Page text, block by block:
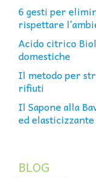
6 gesti per
rispettare
Acido citrico
domestiche
Il metodo per
rifiuti
Il Sapone alla
ed elasticizzante
BLOG